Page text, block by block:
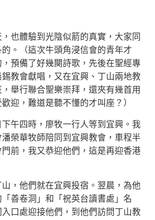
體驗到光陰似箭的真實，大家同
。（這次牛頭角浸信會的青年才
預備了好幾闋詩歌，先後在聖經專
教會獻唱，又在宜興、丁山兩地教
舉行聯合聖樂崇拜，還夾有幾首用
迎，難道是聽不懂的才叫座？）
四時，廖牧一行人等到宜興。我
榮華牧師陪同到宜興教會，車程半
前，我又恭迎他們，這是再迎香港
他們就在宜興投宿。翌晨，為他
善卷洞」和「祝英台讀書處」名
口處迎接他們，到他們訪問丁山教